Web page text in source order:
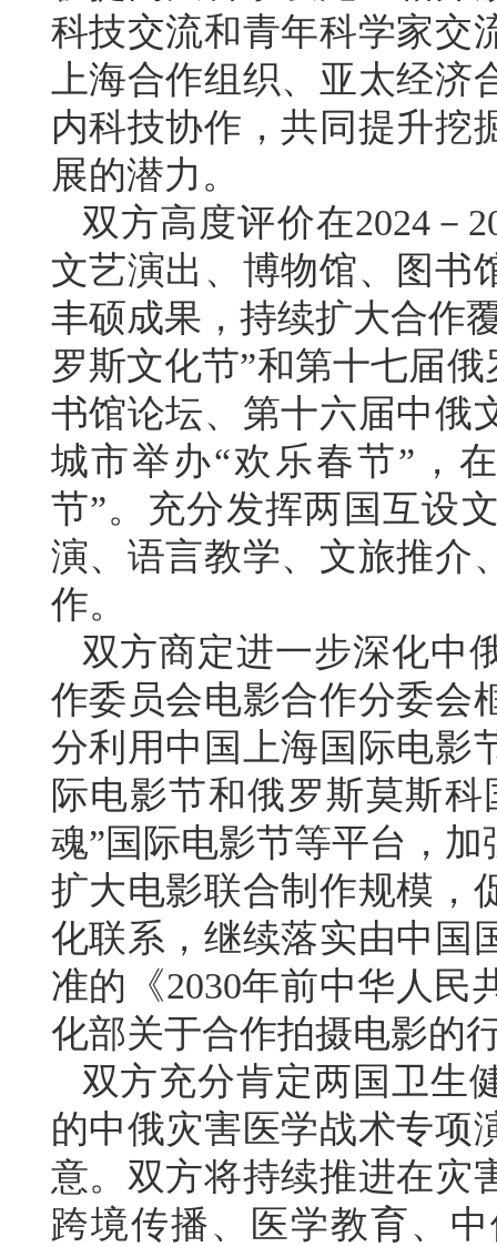
科技交流和青年科学家交
上海合作组织、亚太经
内科技协作，共同提升挖
展的潜力。
双方高度评价在2024－
文艺演出、博物馆、图书
丰硕成果，持续扩大合作
罗斯文化节”和第十七届
书馆论坛、第十六届中俄
城市举办“欢乐春节”，
节”。充分发挥两国互设
演、语言教学、文旅推介
作。
双方商定进一步深化中
作委员会电影合作分委会
分利用中国上海国际电影
际电影节和俄罗斯莫斯
魂”国际电影节等平台，
扩大电影联合制作规模，
化联系，继续落实由中国
准的《2030年前中华人民
化部关于合作拍摄电影的
双方充分肯定两国卫生
的中俄灾害医学战术专项
意。双方将持续推进在灾
跨境传播、医学教育、